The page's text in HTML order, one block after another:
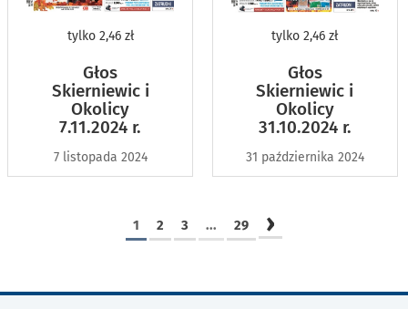
tylko2,46 zł
Głos
Skierniewic i
Okolicy
7.11.2024 r.
7 listopada 2024
tylko 2,46 zł
Głos
Skierniewic i
Okolicy
31.10.2024 r.
31 października 2024
1 2 3 ... 29 ›